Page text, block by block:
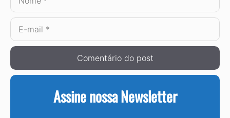
E-
mail
Assine nossa Newsletter